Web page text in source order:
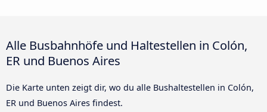
Alle Busbahnhöfe und Haltestellen in Colón,
ER und Buenos Aires
Die Karte unten zeigt dir, wo du alle Bushaltestellen in Colón,
ER und Buenos Aires findest.